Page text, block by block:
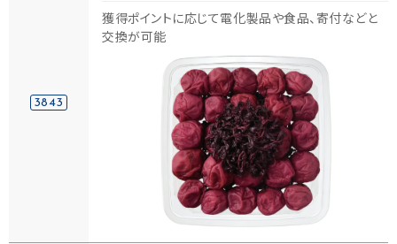
3843
獲得ポイントに応じて電化製品や食品、寄付などと
交換が可能